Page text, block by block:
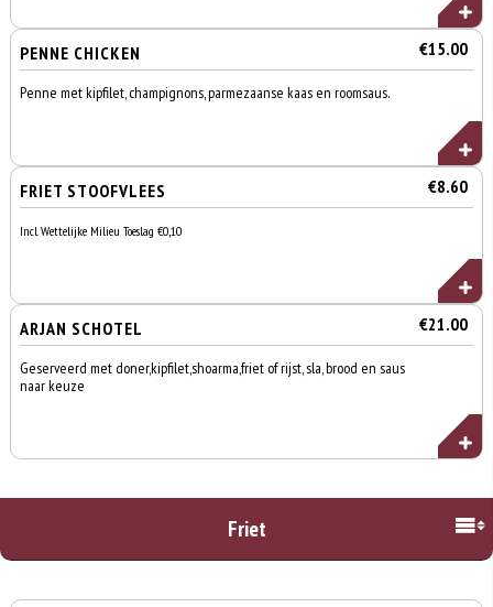
PENNE CHICKEN €15.00
Penne met kipfilet, champignons, parmezaanse kaas en roomsaus.
FRIET STOOFVLEES €8.60
Incl. Wettelijke Milieu Toeslag €0,10
ARJAN SCHOTEL €21.00
Geserveerd met doner,kipfilet,shoarma,friet of rijst, sla, brood en saus
naar keuze
Friet